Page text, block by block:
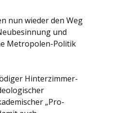
nun wieder den Weg
und
Metropolen-Politik
Hinterzimmer-
„Pro-